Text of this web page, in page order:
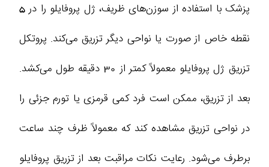
پزشک با استفاده از سوزن‌های ظریف، ژل پروفایلو را در 5
نقطه خاص از صورت یا نواحی دیگر تزریق می‌کند. پروتکل
تزریق ژل پروفایلو معمولاً کمتر از 30 دقیقه طول می‌کشد.
بعد از تزریق، ممکن است فرد کمی قرمزی یا تورم جزئی را
در نواحی تزریق مشاهده کند که معمولاً ظرف چند ساعت
برطرف می‌شود. رعایت نکات مراقبت بعد از تزریق پروفایلو